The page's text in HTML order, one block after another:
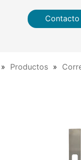
Contacto
Productos